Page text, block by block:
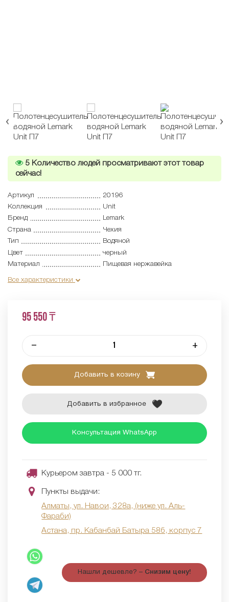
5 Количество людей просматривают этот товар
сейчас!
Артикул
20196
Коллекция
Unit
Бренд
Lemark
Страна
Чехия
Тип
Водяной
Цвет
черный
Материал
Пищевая нержавейка
Все характеристики
95 550 ₸
– +
Добавить в козину
Добавить в избранное
Консультация WhatsApp
Курьером завтра - 5 000 тг.
Пункты выдачи:
Алматы, ул. Навои, 328а, (ниже ул. Аль-
Фараби)
Астана, пр. Кабанбай Батыра 58б, корпус 7
Нашли дешевле? – Снизим цену!